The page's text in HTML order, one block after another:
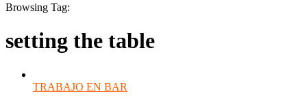
Browsing Tag:
setting the table
TRABAJO EN BAR